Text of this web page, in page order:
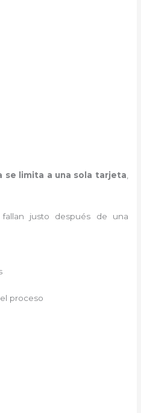
se limita a una sola tarjeta
justo después de una
proceso